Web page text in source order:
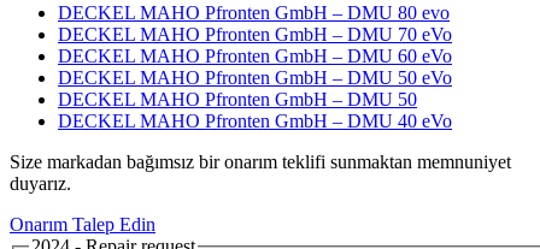
DECKEL MAHO Pfronten GmbH – DMU 80 evo
DECKEL MAHO Pfronten GmbH – DMU 70 eVo
DECKEL MAHO Pfronten GmbH – DMU 60 eVo
DECKEL MAHO Pfronten GmbH – DMU 50 eVo
DECKEL MAHO Pfronten GmbH – DMU 50
DECKEL MAHO Pfronten GmbH – DMU 40 eVo
Size markadan bağımsız bir onarım teklifi sunmaktan memnuniyet
duyarız.
Onarım Talep Edin